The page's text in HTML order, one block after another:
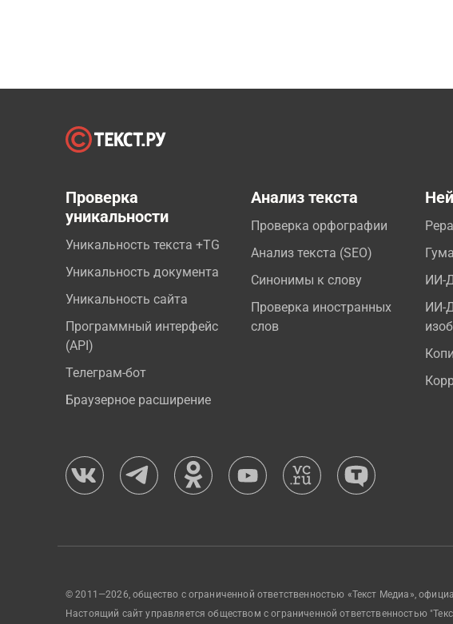
Проверка
уникальности
Уникальность текста +TG
Уникальность документа
Уникальность сайта
Программный интерфейс
(API)
Телеграм-бот
Браузерное расширение
Анализ текста
Проверка орфографии
Анализ текста (SEO)
Синонимы к слову
Проверка иностранных
слов
ИИ-
ИИ-
© 2011—2026, общество с ограниченной ответственностью «Текст Медиа»,
Настоящий сайт управляется обществом с ограниченной ответственностью